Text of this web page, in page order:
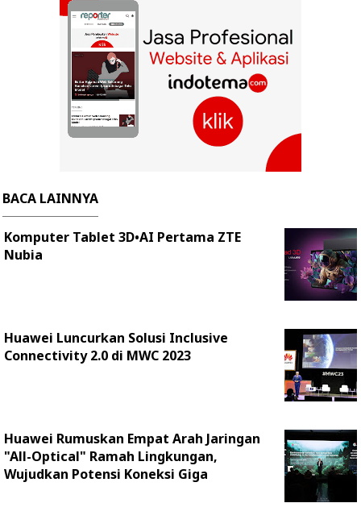
BACA LAINNYA
Komputer Tablet 3D•AI Pertama ZTE
Nubia
Huawei Luncurkan Solusi Inclusive
Connectivity 2.0 di MWC 2023
Huawei Rumuskan Empat Arah Jaringan
"All-Optical" Ramah Lingkungan,
Wujudkan Potensi Koneksi Giga